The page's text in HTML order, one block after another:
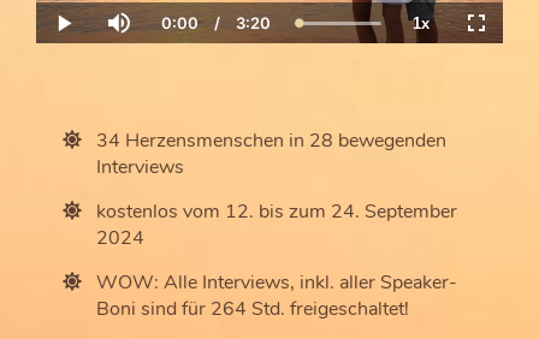
Play Mute
Current
Time
0:00 / Duration
3:20 Loaded
100.00%
1xPlayback
Rate
34 Herzensmenschen in 28 bewegenden
Interviews
kostenlos vom 12. bis zum 24. September
2024
WOW: Alle Interviews, inkl. aller Speaker-
Boni sind für 264 Std. freigeschaltet!